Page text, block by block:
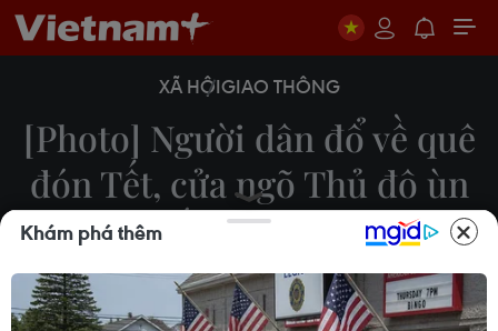
XÃ HỘIGIAO THÔNG
[Photo] Người dân đổ về quê
đón Tết, cửa ngõ Thủ đô ùn
tắc kéo dài
28/01/2022 12:21
Khám phá thêm